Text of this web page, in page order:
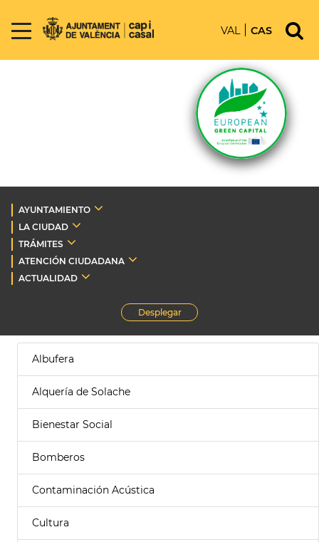
VAL CAS
AYUNTAMIENTO
LA CIUDAD
TRÁMITES
ATENCIÓN CIUDADANA
ACTUALIDAD
Desplegar
Albufera
Alquería de Solache
Bienestar Social
Bomberos
Contaminación Acústica
Cultura